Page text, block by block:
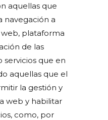
aquellas que
navegación a
plataforma
de las
servicios que en
aquellas que el
la gestión y
web y habilitar
como, por